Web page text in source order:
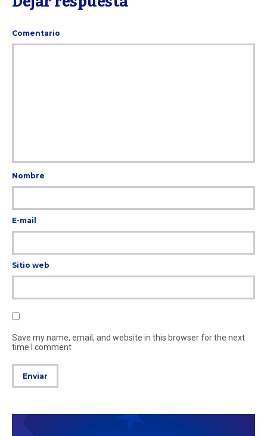
Comentario
Nombre
E-mail
Sitio web
Save my name, email, and website in this browser for the next
time I comment